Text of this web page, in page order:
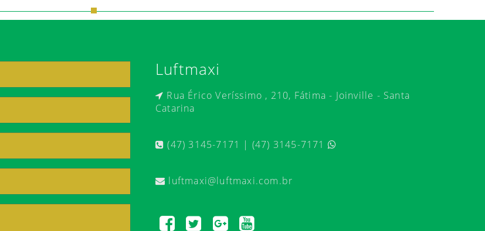
Luftmaxi
Rua Érico Veríssimo , 210, Fátima - Joinville - Santa
Catarina
(47) 3145-7171 | (47) 3145-7171
luftmaxi@luftmaxi.com.br